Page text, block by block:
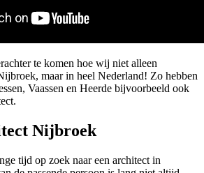
te komen hoe wij niet alleen
maar in heel Nederland! Zo hebben
Vaassen en Heerde bijvoorbeeld ook
Nijbroek
tijd op zoek naar een architect in